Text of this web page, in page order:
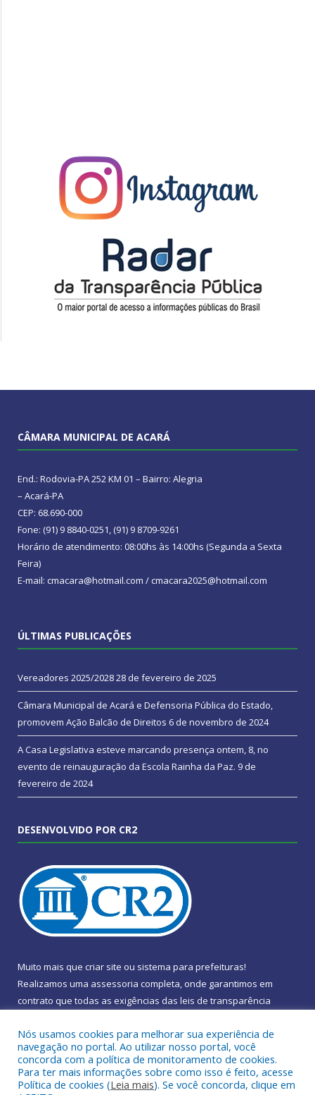
CÂMARA MUNICIPAL DE ACARÁ
End.: Rodovia-PA 252 KM 01 – Bairro: Alegria
– Acará-PA
CEP: 68.690-000
Fone: (91) 9 8840-0251, (91) 9 8709-9261
Horário de atendimento: 08:00hs às 14:00hs (Segunda a Sexta
Feira)
E-mail: cmacara@hotmail.com / cmacara2025@hotmail.com
ÚLTIMAS PUBLICAÇÕES
Vereadores 2025/202828 de fevereiro de 2025
Câmara Municipal de Acará e Defensoria Pública do Estado,
promovem Ação Balcão de Direitos 6 de novembro de 2024
A Casa Legislativa esteve marcando presença ontem, 8, no
evento de reinauguração da Escola Rainha da Paz. 9 de
fevereiro de 2024
DESENVOLVIDO POR CR2
Muito mais que criar site ou sistema para prefeituras!
Realizamos uma assessoria completa, onde garantimos em
contrato que todas as exigências das leis de transparência
Conheça oPNTPe oRadar da Transparência Pública
Nós usamos cookies para melhorar sua experiência de
navegação no portal. Ao utilizar nosso portal, você
concorda com a política de monitoramento de cookies.
Para ter mais informações sobre como isso é feito, acesse
Política de cookies (Leia mais). Se você concorda, clique em